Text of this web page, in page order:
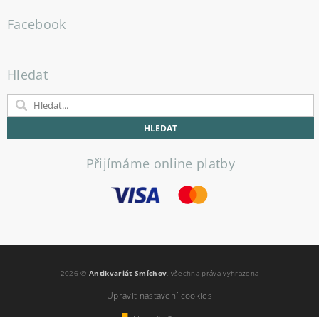
Facebook
Hledat
Přijímáme online platby
2026 ©Antikvariát Smíchov , všechna práva vyhrazena
Upravit nastavení cookies